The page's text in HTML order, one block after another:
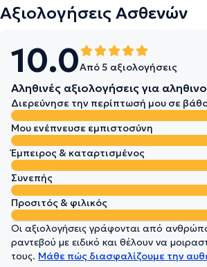
Αξιολογήσεις Ασθενών
10.0Από 5 αξιολογήσεις
Αληθινές αξιολογήσεις για
Διερεύνησε την περίπτωσή μου σε
Μου ενέπνευσε εμπιστοσύνη
Έμπειρος & καταρτισμένος
Συνεπής
Προσιτός & φιλικός
Οι αξιολογήσεις γράφονται από
ραντεβού με ειδικό και θέλουν να
τους. Μάθε πώς διασφαλίζουμε την